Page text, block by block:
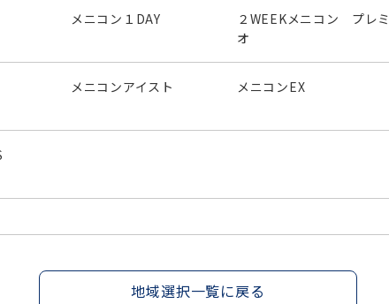
メニコン１DAY
２WEEKメニコン プレミ
オ
メニコンアイスト メニコンEX
地域選択一覧に戻る